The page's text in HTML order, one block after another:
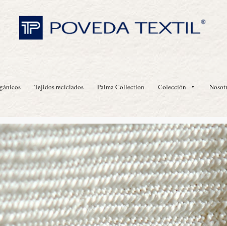
Tejidos reciclados Palma Collection Colección